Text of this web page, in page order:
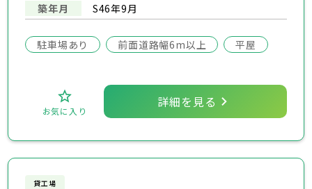
築年月
S46年9月
駐車場あり 前面道路幅6m以上 平屋
お気に入り
詳細を見る
貸工場